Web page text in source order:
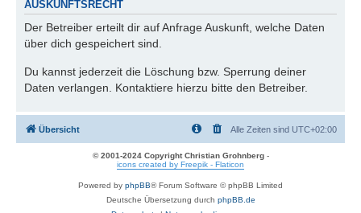
AUSKUNFTSRECHT
Der Betreiber erteilt dir auf Anfrage Auskunft, welche Daten
über dich gespeichert sind.
Du kannst jederzeit die Löschung bzw. Sperrung deiner
Daten verlangen. Kontaktiere hierzu bitte den Betreiber.
Übersicht Alle Zeiten sind UTC+02:00
© 2001-2024 Copyright Christian Grohnberg-
icons created by Freepik - Flaticon
Powered by phpBB® Forum Software © phpBB Limited
Deutsche Übersetzung durch phpBB.de